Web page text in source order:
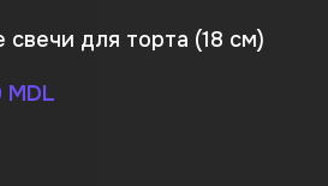
свечи для торта (18 см)
MDL